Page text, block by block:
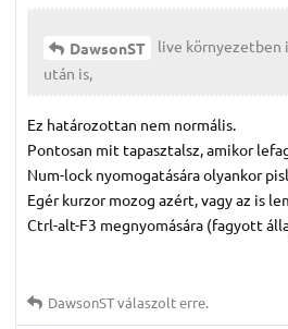
DawsonST
live környezetben
után is,
Ez határozottan nem normális.
Pontosan mit tapasztalsz, amikor
Num-lock nyomogatására olyankor
Egér kurzor mozog azért, vagy az is
Ctrl-alt-F3 megnyomására (fagyott
DawsonSTválaszolt erre.